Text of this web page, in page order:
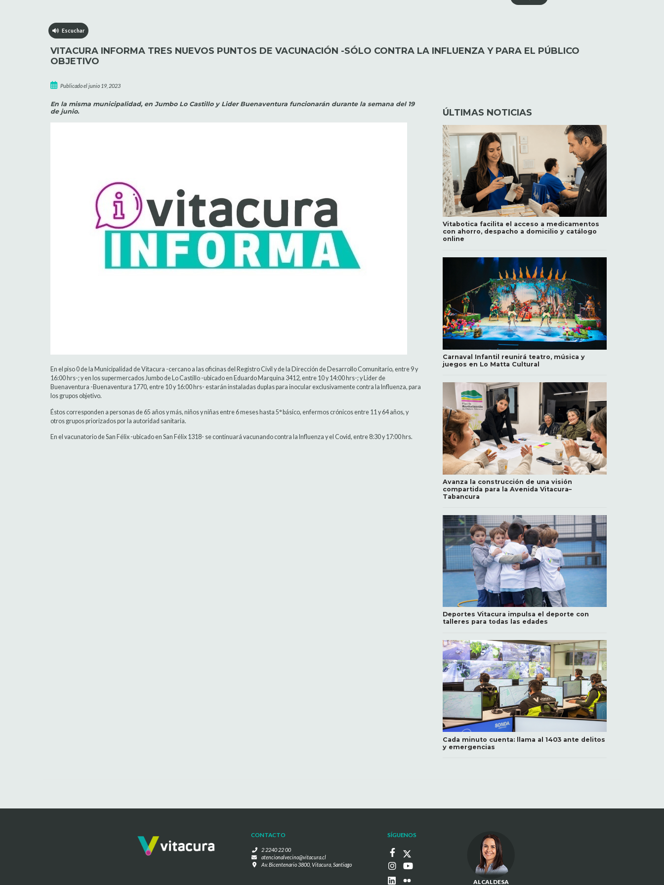
Escuchar
VITACURA INFORMA TRES NUEVOS PUNTOS DE VACUNACIÓN -SÓLO CONTRA LA INFLUENZA Y PARA EL PÚBLICO
OBJETIVO
Publicado el junio 19, 2023
En la misma municipalidad, en Jumbo Lo Castillo y Lider Buenaventura funcionarán durante la semana del 19
de junio.
En el piso 0 de la Municipalidad de Vitacura -cercano a las oficinas del Registro Civil y de la Dirección de Desarrollo Comunitario, entre 9 y
16:00 hrs-; y en los supermercados Jumbo de Lo Castillo -ubicado en Eduardo Marquina 3412, entre 10 y 14:00 hrs-; y Lider de
Buenaventura -Buenaventura 1770, entre 10 y 16:00 hrs- estarán instaladas duplas para inocular exclusivamente contra la Influenza, para
los grupos objetivo.
Éstos corresponden a personas de 65 años y más, niños y niñas entre 6 meses hasta 5° básico, enfermos crónicos entre 11 y 64 años, y
otros grupos priorizados por la autoridad sanitaria.
En el vacunatorio de San Félix -ubicado en San Félix 1318- se continuará vacunando contra la Influenza y el Covid, entre 8:30 y 17:00 hrs.
ÚLTIMAS NOTICIAS
Vitabotica facilita el acceso a medicamentos
con ahorro, despacho a domicilio y catálogo
online
Carnaval Infantil reunirá teatro, música y
juegos en Lo Matta Cultural
Avanza la construcción de una visión
compartida para la Avenida Vitacura–
Tabancura
Deportes Vitacura impulsa el deporte con
talleres para todas las edades
Cada minuto cuenta: llama al 1403 ante delitos
y emergencias
CONTACTO
2 2240 22 00
atencionalvecino@vitacura.cl
Av. Bicentenario 3800, Vitacura, Santiago
SÍGUENOS
ALCALDESA